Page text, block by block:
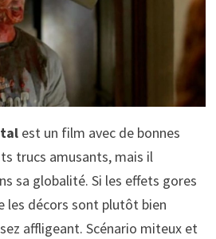
est un film avec de bonnes
trucs amusants, mais il
sa globalité. Si les effets gores
les décors sont plutôt bien
affligeant. Scénario miteux et